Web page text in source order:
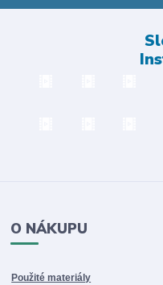
O NÁKUPU
Použité materiály